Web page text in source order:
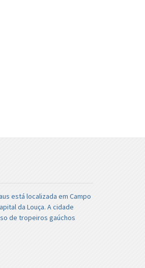
está localizada em Campo
da Louça. A cidade
de tropeiros gaúchos